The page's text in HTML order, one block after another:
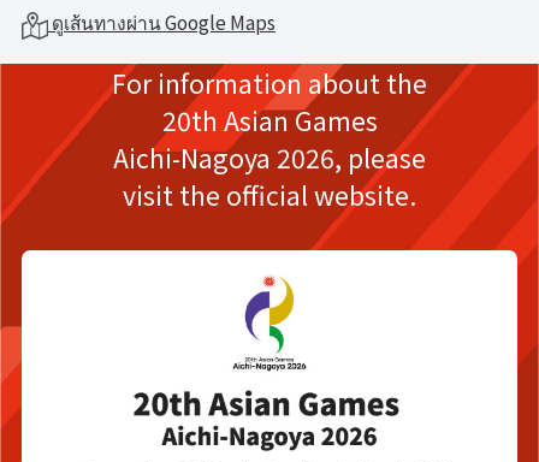
ดูเส้นทางผ่าน Google Maps
For information about the
20th Asian Games
Aichi-Nagoya 2026, please
visit the official website.